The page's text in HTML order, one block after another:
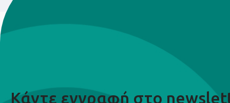
Κάντε εγγραφή στο